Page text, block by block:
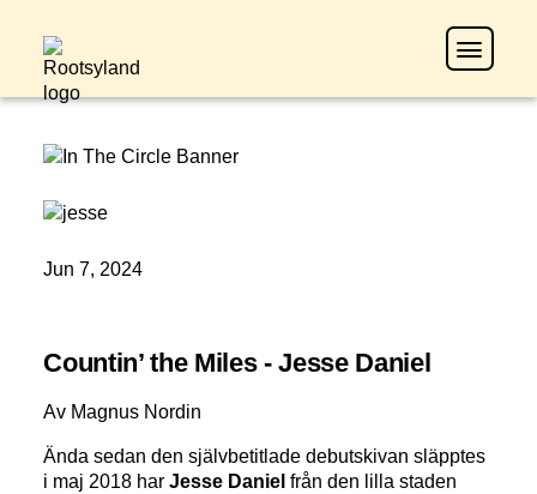
Jun 7, 2024
Countin’ the Miles - Jesse Daniel
Av Magnus Nordin
Ända sedan den självbetitlade debutskivan släpptes
i maj 2018 harJesse Danielfrån den lilla staden